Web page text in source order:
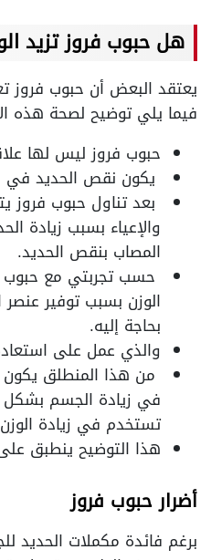
هل حبوب فروز تزيد
يعتقد البعض أن حبوب فروز
فيما يلي توضيح لصحة هذه
حبوب فروز ليس لها
يكون نقص الحديد في
بعد تناول حبوب
والإعياء بسبب زيادة
المصاب بنقص الحديد.
حسب تجربتي مع حبوب
الوزن بسبب توفير
بحاجة إليه.
والذي عمل على
من هذا المنطلق
في زيادة الجسم بشكل
تستخدم في زيادة الوزن
هذا التوضيح ينطبق
أضرار حبوب فروز
برغم فائدة مكملات الحديد